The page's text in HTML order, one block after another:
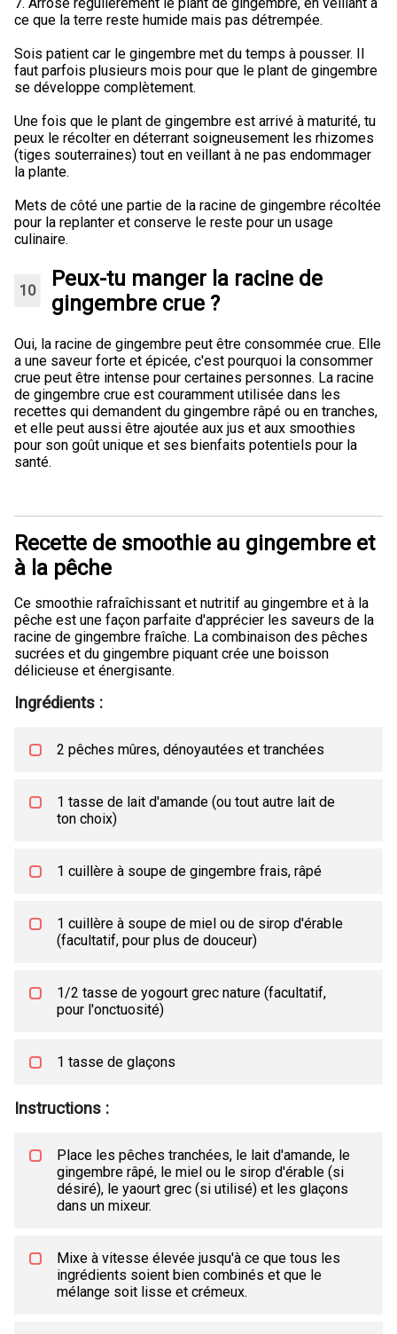
ce que la terre reste humide mais pas détrempée.
Sois patient car le gingembre met du temps à pousser. Il
faut parfois plusieurs mois pour que le plant de gingembre
se développe complètement.
Une fois que le plant de gingembre est arrivé à maturité, tu
peux le récolter en déterrant soigneusement les rhizomes
(tiges souterraines) tout en veillant à ne pas endommager
la plante.
Mets de côté une partie de la racine de gingembre récoltée
pour la replanter et conserve le reste pour un usage
culinaire.
Peux-tu manger la racine de
gingembre crue ?
Oui, la racine de gingembre peut être consommée crue. Elle
a une saveur forte et épicée, c'est pourquoi la consommer
crue peut être intense pour certaines personnes. La racine
de gingembre crue est couramment utilisée dans les
recettes qui demandent du gingembre râpé ou en tranches,
et elle peut aussi être ajoutée aux jus et aux smoothies
pour son goût unique et ses bienfaits potentiels pour la
santé.
Recette de smoothie au gingembre et
à la pêche
Ce smoothie rafraîchissant et nutritif au gingembre et à la
pêche est une façon parfaite d'apprécier les saveurs de la
racine de gingembre fraîche. La combinaison des pêches
sucrées et du gingembre piquant crée une boisson
délicieuse et énergisante.
Ingrédients :
2 pêches mûres, dénoyautées et tranchées
1 tasse de lait d'amande (ou tout autre lait de
ton choix)
1 cuillère à soupe de gingembre frais, râpé
1 cuillère à soupe de miel ou de sirop d'érable
(facultatif, pour plus de douceur)
1/2 tasse de yogourt grec nature (facultatif,
pour l'onctuosité)
1 tasse de glaçons
Instructions :
Place les pêches tranchées, le lait d'amande, le
gingembre râpé, le miel ou le sirop d'érable (si
désiré), le yaourt grec (si utilisé) et les glaçons
dans un mixeur.
Mixe à vitesse élevée jusqu'à ce que tous les
ingrédients soient bien combinés et que le
mélange soit lisse et crémeux.